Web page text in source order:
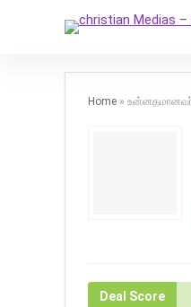
Home » உன்னதமானவர்
Deal Score